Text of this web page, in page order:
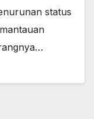
status